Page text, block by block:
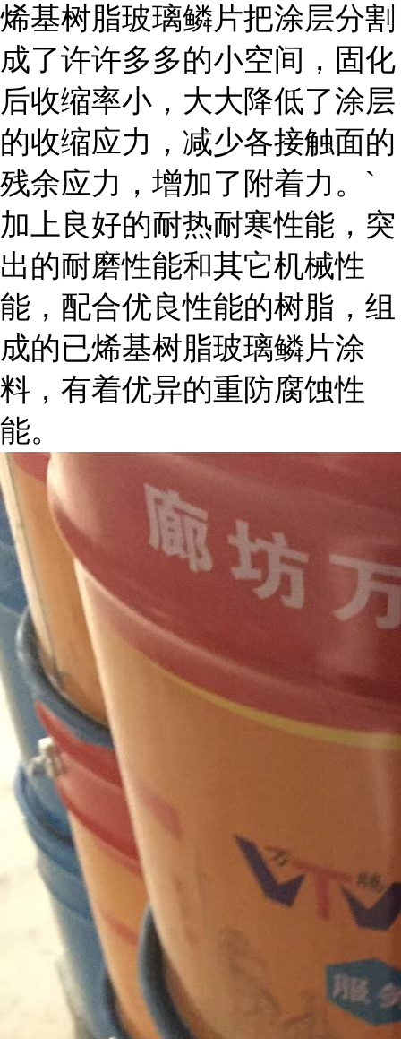
烯基树脂玻璃鳞片把涂层分割
成了许许多多的小空间，固化
后收缩率小，大大降低了涂层
的收缩应力，减少各接触面的
残余应力，增加了附着力。`
加上良好的耐热耐寒性能，突
出的耐磨性能和其它机械性
能，配合优良性能的树脂，组
成的已烯基树脂玻璃鳞片涂
料，有着优异的重防腐蚀性
能。